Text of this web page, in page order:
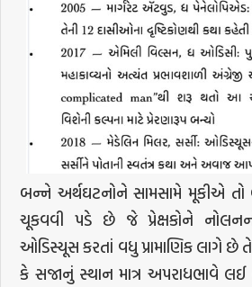
બન્ને અર્થઘટનોને સામસામે મૂકીએ તો
ચૂકવવી પડે છે જે પ્રેક્ષકોને
ઓડિસ્યૂસ કરતાં વધુ પ્રામાણિક લાગે
કે સજાનું સ્થાન માત્ર અપરાધભાવે લઈ